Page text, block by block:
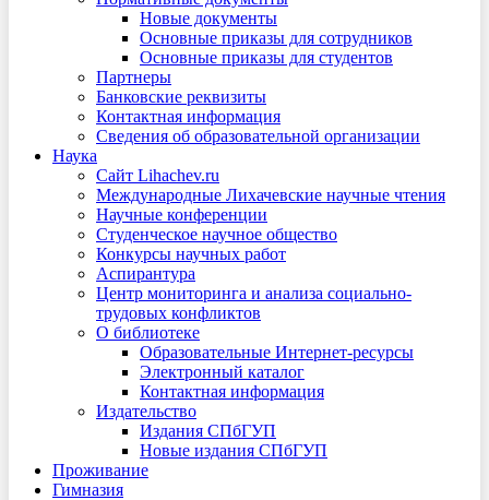
Новые документы
Основные приказы для сотрудников
Основные приказы для студентов
Партнеры
Банковские реквизиты
Контактная информация
Сведения об образовательной организации
Наука
Сайт Lihachev.ru
Международные Лихачевские научные чтения
Научные конференции
Студенческое научное общество
Конкурсы научных работ
Аспирантура
Центр мониторинга и анализа социально-
трудовых конфликтов
О библиотеке
Образовательные Интернет-ресурсы
Электронный каталог
Контактная информация
Издательство
Издания СПбГУП
Новые издания СПбГУП
Проживание
Гимназия